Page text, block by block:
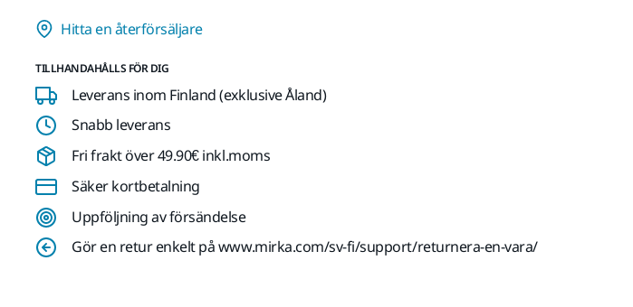
Hitta en återförsäljare
TILLHANDAHÅLLS FÖR DIG
Leverans inom Finland (exklusive Åland)
Snabb leverans
Fri frakt över 49.90€ inkl.moms
Säker kortbetalning
Uppföljning av försändelse
Gör en retur enkelt på www.mirka.com/sv-fi/support/returnera-en-vara/